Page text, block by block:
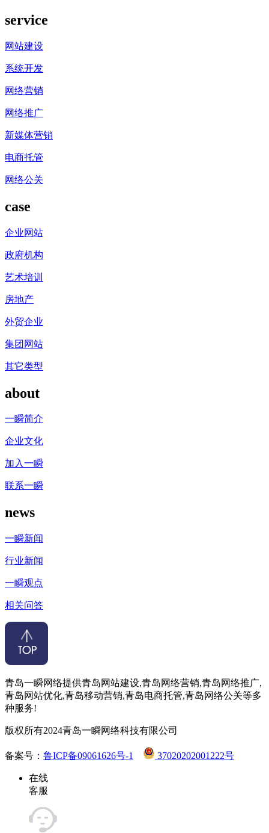
service
网站建设
系统开发
网络营销
网络推广
新媒体营销
电商托管
网络公关
case
企业网站
政府机构
艺术培训
房地产
外贸企业
集团网站
其它类型
about
一瞬简介
企业文化
加入一瞬
联系一瞬
news
一瞬新闻
行业新闻
一瞬观点
相关问答
青岛一瞬网络提供青岛网站建设,青岛网络营销,青岛网络推广,
青岛网站优化,青岛移动营销,青岛电商托管,青岛网络公关等多
种服务!
版权所有2024青岛一瞬网络科技有限公司
备案号： 鲁ICP备09061626号-1 37020202001222号
在线
客服